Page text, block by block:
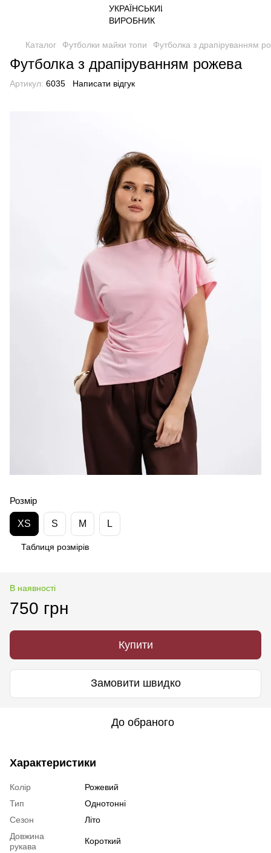
Каталог Футболки майки топи Футболка з драпіруванням
Футболка з драпіруванням рожева
Артикул: 6035 Написати відгук
Розмір
XS S M L
Таблиця розмірів
В наявності
750 грн
Купити
Замовити швидко
До обраного
Характеристики
Колір
Рожевий
Тип
Однотонні
Сезон
Літо
Довжина
рукава
Короткий